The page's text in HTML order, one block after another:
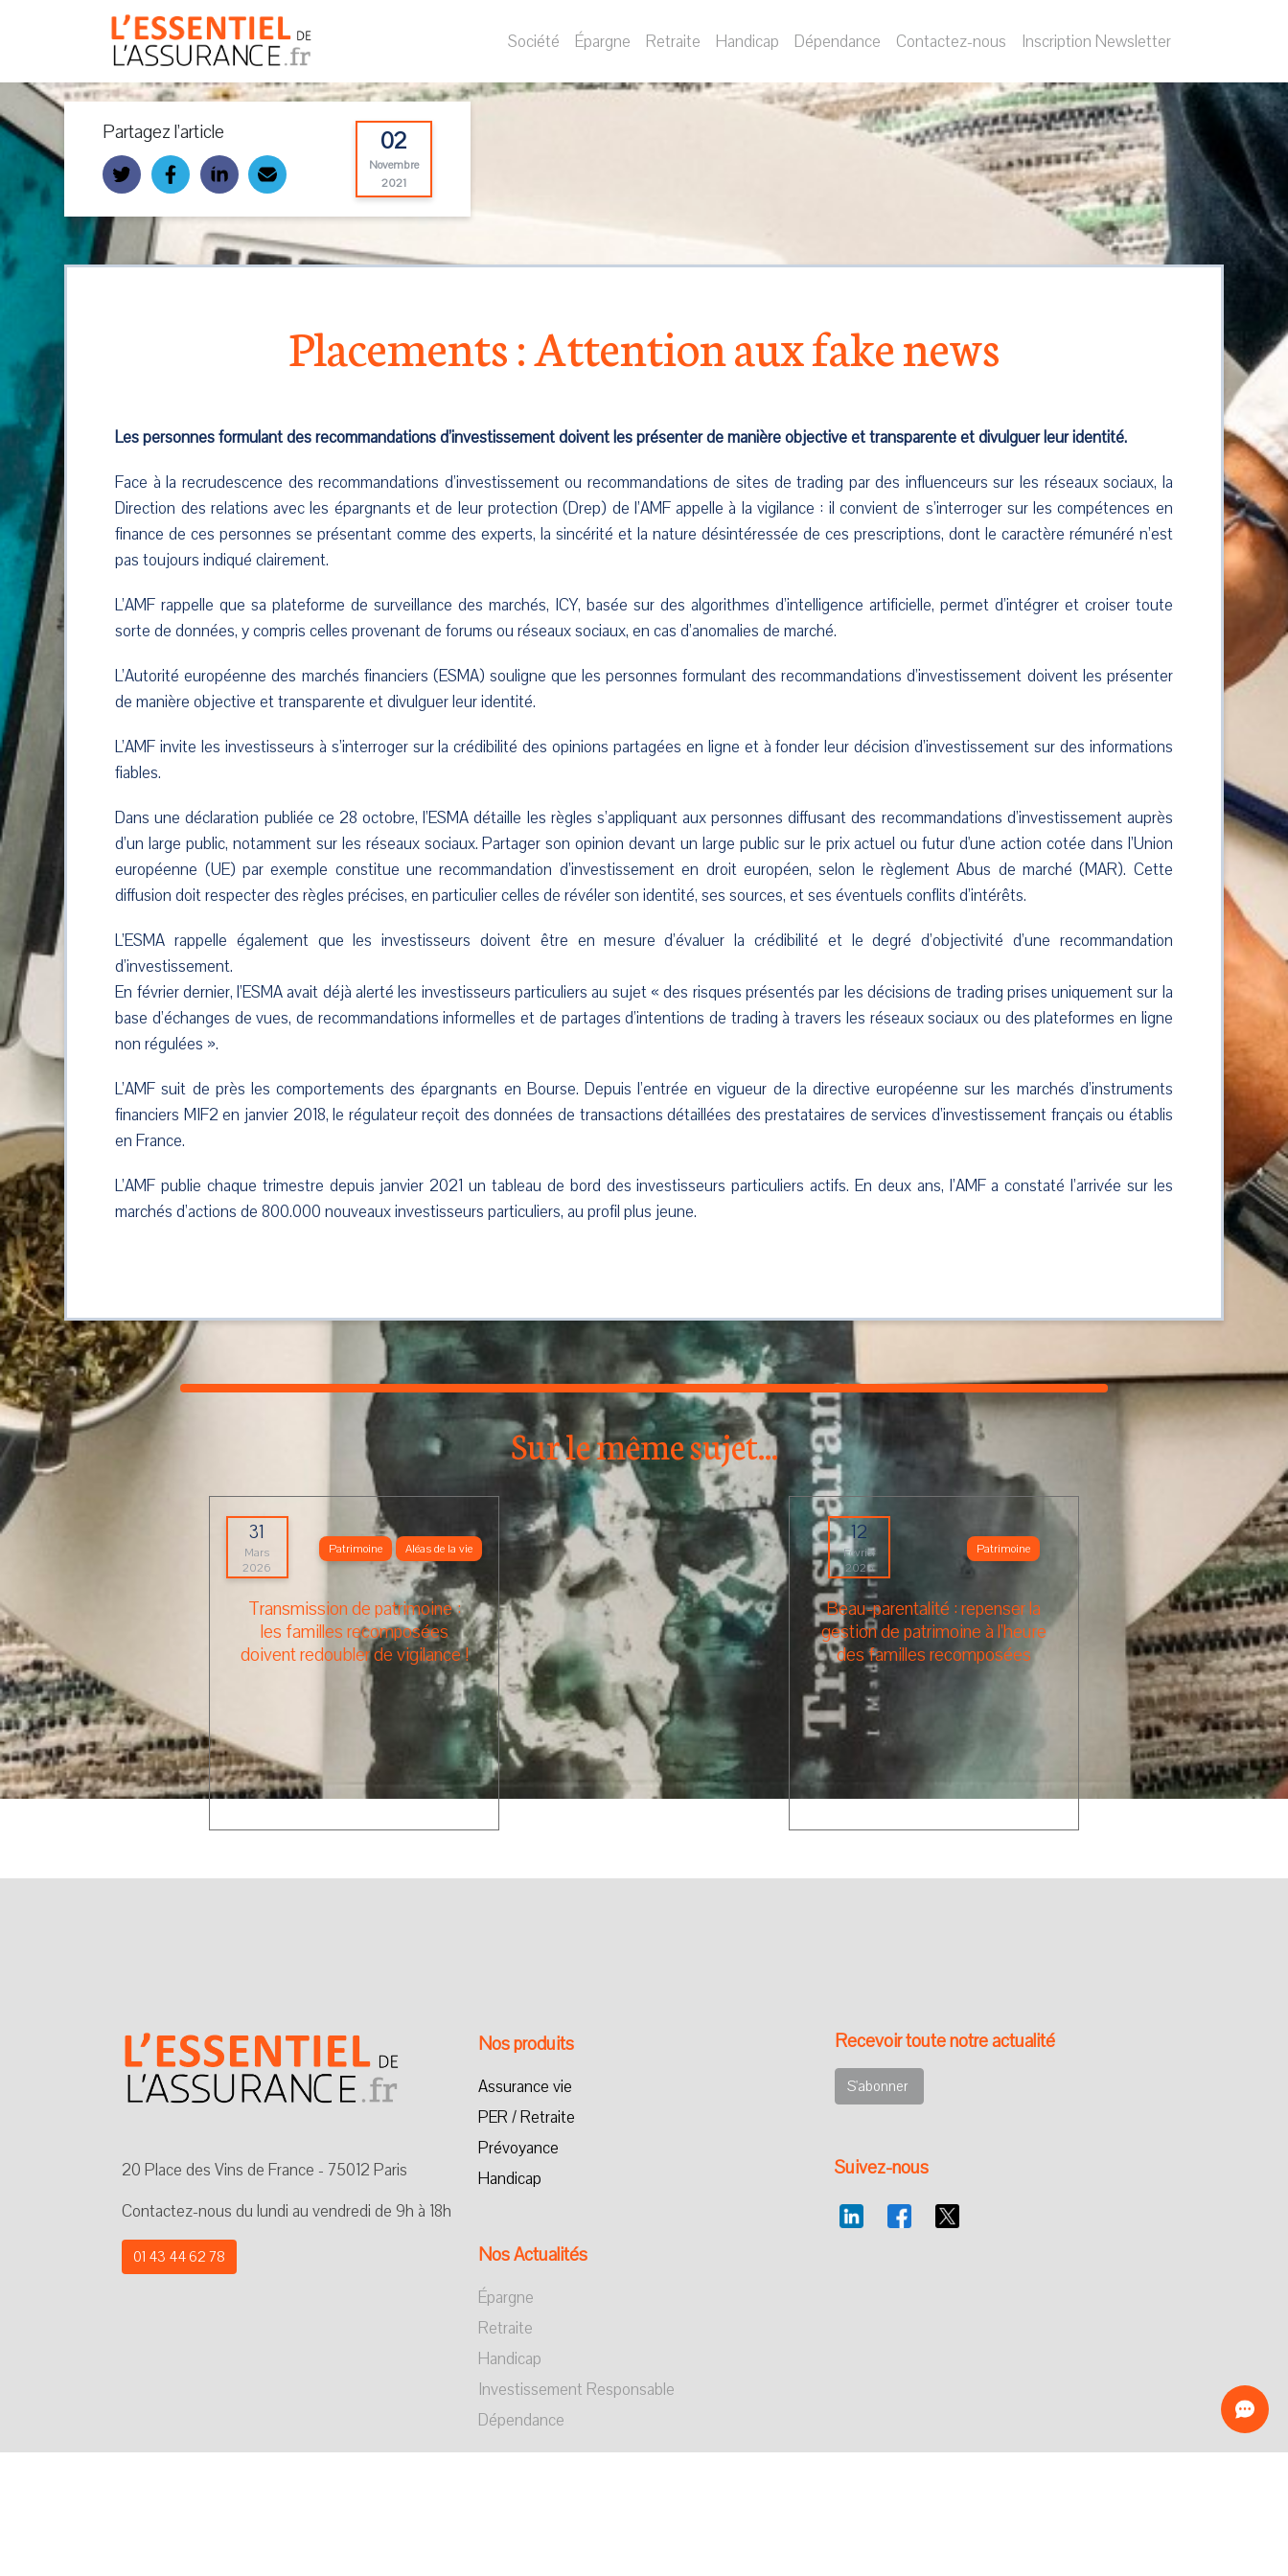
Société Épargne Retraite Handicap Dépendance Contactez-nous Inscription Newsletter
Partagez l’article 02
Novembre
2021
Placements : Attention aux fake news
Les personnes formulant des recommandations d’investissement doivent les présenter de manière objective et transparente et divulguer leur identité.
Face à la recrudescence des recommandations d’investissement ou recommandations de sites de trading par des influenceurs sur les réseaux sociaux, la
Direction des relations avec les épargnants et de leur protection (Drep) de l’AMF appelle à la vigilance : il convient de s’interroger sur les compétences en
finance de ces personnes se présentant comme des experts, la sincérité et la nature désintéressée de ces prescriptions, dont le caractère rémunéré n’est
pas toujours indiqué clairement.
L’AMF rappelle que sa plateforme de surveillance des marchés, ICY, basée sur des algorithmes d’intelligence artificielle, permet d’intégrer et croiser toute
sorte de données, y compris celles provenant de forums ou réseaux sociaux, en cas d’anomalies de marché.
L’Autorité européenne des marchés financiers (ESMA) souligne que les personnes formulant des recommandations d’investissement doivent les présenter
de manière objective et transparente et divulguer leur identité.
L’AMF invite les investisseurs à s’interroger sur la crédibilité des opinions partagées en ligne et à fonder leur décision d’investissement sur des informations
fiables.
Dans une déclaration publiée ce 28 octobre, l’ESMA détaille les règles s’appliquant aux personnes diffusant des recommandations d’investissement auprès
d’un large public, notamment sur les réseaux sociaux. Partager son opinion devant un large public sur le prix actuel ou futur d'une action cotée dans l’Union
européenne (UE) par exemple constitue une recommandation d’investissement en droit européen, selon le règlement Abus de marché (MAR). Cette
diffusion doit respecter des règles précises, en particulier celles de révéler son identité, ses sources, et ses éventuels conflits d’intérêts.
L’ESMA rappelle également que les investisseurs doivent être en mesure d’évaluer la crédibilité et le degré d’objectivité d’une recommandation
d’investissement.
En février dernier, l’ESMA avait déjà alerté les investisseurs particuliers au sujet « des risques présentés par les décisions de trading prises uniquement sur la
base d’échanges de vues, de recommandations informelles et de partages d’intentions de trading à travers les réseaux sociaux ou des plateformes en ligne
non régulées ».
L’AMF suit de près les comportements des épargnants en Bourse. Depuis l’entrée en vigueur de la directive européenne sur les marchés d’instruments
financiers MIF2 en janvier 2018, le régulateur reçoit des données de transactions détaillées des prestataires de services d’investissement français ou établis
en France.
L’AMF publie chaque trimestre depuis janvier 2021 un tableau de bord des investisseurs particuliers actifs. En deux ans, l’AMF a constaté l’arrivée sur les
marchés d’actions de 800.000 nouveaux investisseurs particuliers, au profil plus jeune.
Sur le même sujet...
31
Mars
2026
Patrimoine Aléas de la vie
Transmission de patrimoine :
les familles recomposées
doivent redoubler de vigilance !
12
Février
2026
Patrimoine
Beau-parentalité : repenser la
gestion de patrimoine à l’heure
des familles recomposées
20 Place des Vins de France - 75012 Paris
Contactez-nous du lundi au vendredi de 9h à 18h
01 43 44 62 78
Nos produits
Assurance vie
PER / Retraite
Prévoyance
Handicap
Nos Actualités
Épargne
Retraite
Handicap
Investissement Responsable
Dépendance
Recevoir toute notre actualité
S'abonner
Suivez-nous